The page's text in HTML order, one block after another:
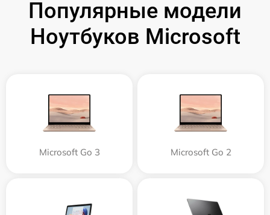
Популярные модели
Ноутбуков Microsoft
Microsoft Go 3 Microsoft Go 2